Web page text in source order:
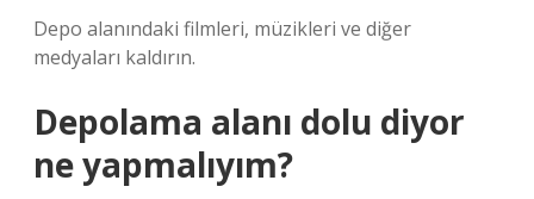
Depo alanındaki filmleri, müzikleri ve diğer
medyaları kaldırın.
Depolama alanı dolu diyor
ne yapmalıyım?